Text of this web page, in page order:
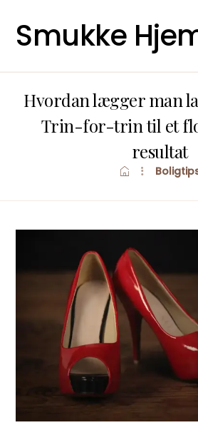
Smukke
Hvordan lægger man
Trin-for-trin til et
resultat